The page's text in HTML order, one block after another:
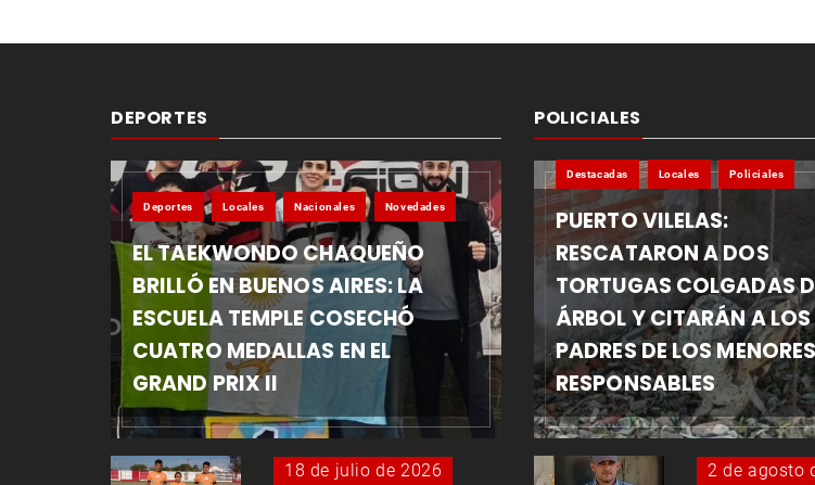
DEPORTES
Deportes Locales Nacionales Novedades
EL TAEKWONDO CHAQUEÑO
BRILLÓ EN BUENOS AIRES: LA
ESCUELA TEMPLE COSECHÓ
CUATRO MEDALLAS EN EL
GRAND PRIX II
18 de julio de 2026
POLICIALES
Destacadas Locales Policiales
PUERTO VILELAS:
RESCATARON A DOS
TORTUGAS COLGADAS
ÁRBOL Y CITARÁN A LOS
PADRES DE LOS MENORES
RESPONSABLES
2 de agosto